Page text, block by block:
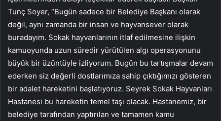
Tunç Soyer, “Bugün sadece bir Belediye Başkanı olarak
değil, aynı zamanda bir insan ve hayvansever olarak
buradayım. Sokak hayvanlarının itlaf edilmesine ilişkin
kamuoyunda uzun süredir yürütülen algı operasyonunu
büyük bir üzüntüyle izliyorum. Bugün bu tartışmalar devam
ederken siz değerli dostlarımıza sahip çıktığımızı gösteren
bir adalet hareketini başlatıyoruz. Seyrek Sokak Hayvanları
Hastanesi bu hareketin temel taşı olacak. Hastanemiz, bir
belediye tarafından yaptırılan ve tamamen kamu